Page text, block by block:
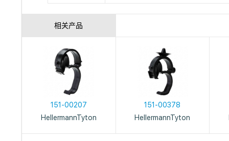
相关产品
151-00207
HellermannTyton
151-00378
HellermannTyton